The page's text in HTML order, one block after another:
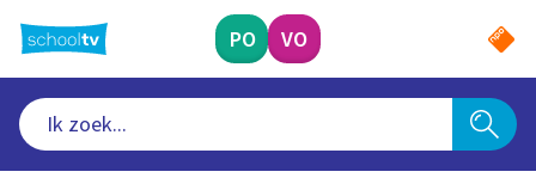
naar
hoofdinhoud
PO VO